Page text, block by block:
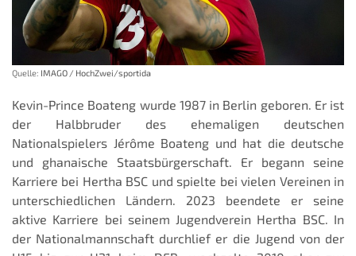
Quelle: IMAGO / HochZwei/sportida
Kevin-Prince Boateng wurde 1987 in Berlin geboren. Er ist
der Halbbruder des ehemaligen deutschen
Nationalspielers Jérôme Boateng und hat die deutsche
und ghanaische Staatsbürgerschaft. Er begann seine
Karriere bei Hertha BSC und spielte bei vielen Vereinen in
unterschiedlichen Ländern. 2023 beendete er seine
aktive Karriere bei seinem Jugendverein Hertha BSC. In
der Nationalmannschaft durchlief er die Jugend von der